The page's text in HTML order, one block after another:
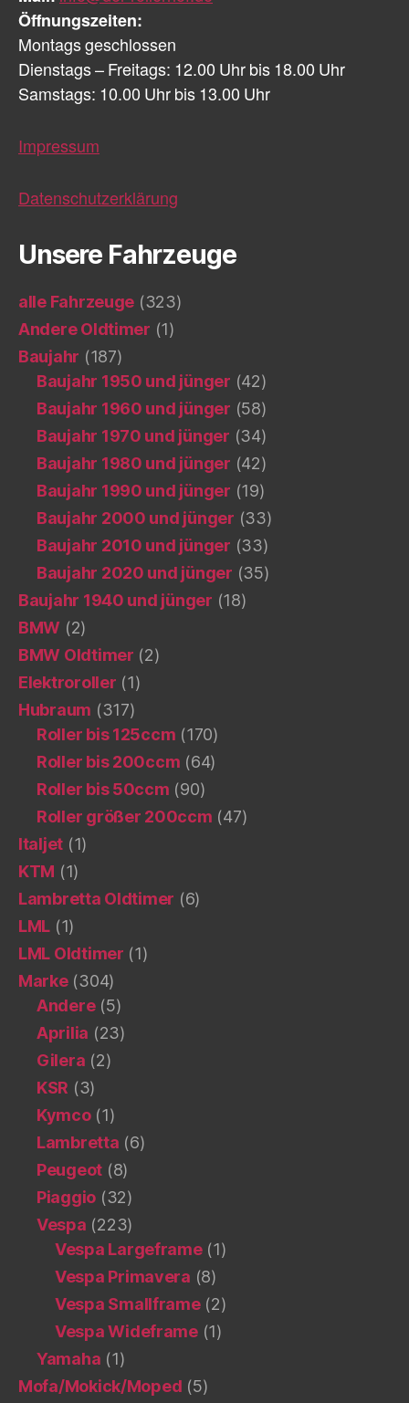
Öffnungszeiten:
Montags geschlossen
Dienstags – Freitags: 12.00 Uhr bis 18.00 Uhr
Samstags: 10.00 Uhr bis 13.00 Uhr
Impressum
Datenschutzerklärung
Unsere Fahrzeuge
alle Fahrzeuge (323)
Andere Oldtimer (1)
Baujahr (187)
Baujahr 1950 und jünger (42)
Baujahr 1960 und jünger (58)
Baujahr 1970 und jünger (34)
Baujahr 1980 und jünger (42)
Baujahr 1990 und jünger (19)
Baujahr 2000 und jünger (33)
Baujahr 2010 und jünger (33)
Baujahr 2020 und jünger (35)
Baujahr 1940 und jünger (18)
BMW (2)
BMW Oldtimer (2)
Elektroroller (1)
Hubraum (317)
Roller bis 125ccm (170)
Roller bis 200ccm (64)
Roller bis 50ccm (90)
Roller größer 200ccm (47)
Italjet (1)
KTM (1)
Lambretta Oldtimer (6)
LML (1)
LML Oldtimer (1)
Marke(304)
Andere(5)
Aprilia (23)
Gilera (2)
KSR (3)
Kymco(1)
Lambretta (6)
Peugeot (8)
Piaggio (32)
Vespa (223)
Vespa Largeframe(1)
Vespa Primavera (8)
Vespa Smallframe(2)
Vespa Wideframe(1)
Yamaha (1)
Mofa/Mokick/Moped (5)